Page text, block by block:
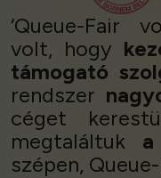
‘Queue-Fair
volt, hogy
támogató
rendszer
céget
megtaláltuk
szépen, Queue-